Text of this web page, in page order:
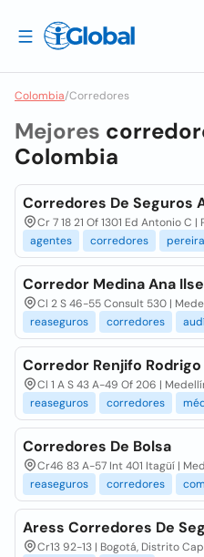
Colombia/Corredores
Mejores
Colombia
Corredores De Seguros
Cr 7 18 21 Of 1301 Ed Antonio C
agentes
corredores pereira
Corredor Medina Ana Ilse
Cl 2 S 46-55 Consult 530 |
reaseguros
corredores
Corredor Renjifo Rodrigo
Cl 1 A S 43 A-49 Of 206 |
reaseguros
corredores
Corredores De Bolsa
Cr46 83 A-57 Int 401 Itagüí |
reaseguros
corredores
Aress Corredores De
Cr13 92-13 | Bogotá, Distrito